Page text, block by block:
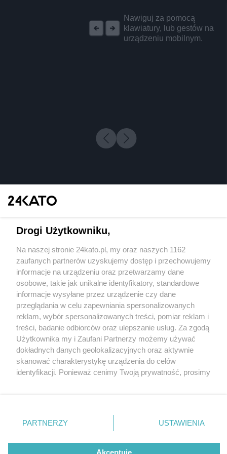
Nawiguj za pomocą
klawiatury, lub gestów na
urządzeniu mobilnym.
3 / 0
Wydawca mediów lokalnych
Nie zapomnij
zapoznać się z:
polityką prywatności regulamin korzystania z portali
Twojemiasto
Piekary Śląskie
Chorzów
Tarnowskie Góry
Gliwice
Skontakuj sięz nami
Kontakt
Wydawca
Redakcja
Drogi Użytkowniku,
Na naszej stronie 24kato.pl, my oraz naszych 1162
zaufanych partnerów uzyskujemy dostęp i przechowujemy
informacje na urządzeniu oraz przetwarzamy dane
osobowe, takie jak unikalne identyfikatory, standardowe
informacje wysyłane przez urządzenie czy dane
przeglądania w celu zapewniania spersonalizowanych
reklam, wybór spersonalizowanych treści, pomiar reklam i
treści, badanie odbiorców oraz ulepszanie usług. Za zgodą
Użytkownika my i Zaufani Partnerzy możemy używać
dokładnych danych geolokalizacyjnych oraz aktywnie
skanować charakterystykę urządzenia do celów
identyfikacji. Ponieważ cenimy Twoją prywatność, prosimy
prywatności znajdujący się w lewym dolnym rogu strony
. Niektóre rodzaje przetwarzania danych nie wymagają
zgody użytkownika, ale masz prawo sprzeciwić się
takiemu przetwarzaniu. Preferencje będą miały
PARTNERZY USTAWIENIA
Akceptuję